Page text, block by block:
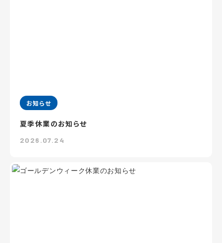
お知らせ
夏季休業のお知らせ
2026.07.24